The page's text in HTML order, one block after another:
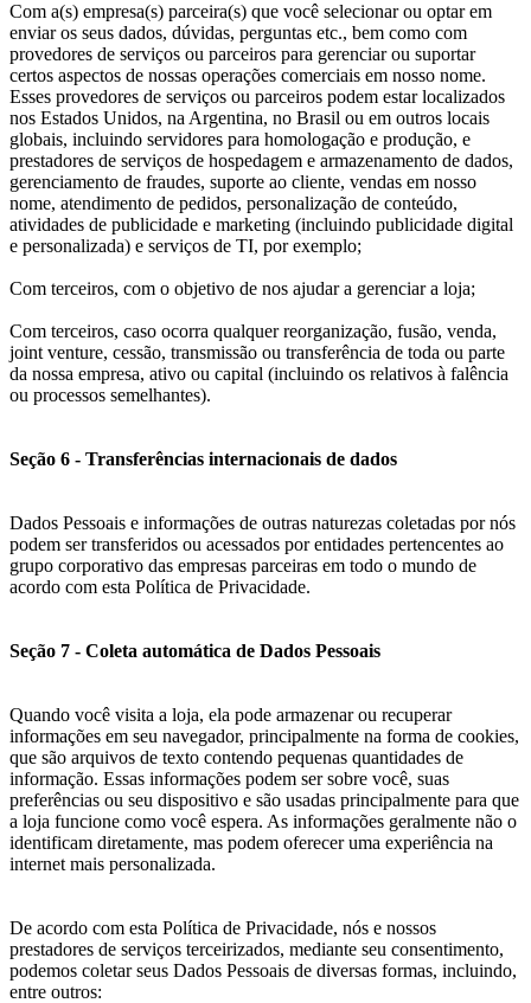
Com a(s) empresa(s) parceira(s) que você selecionar ou optar em
enviar os seus dados, dúvidas, perguntas etc., bem como com
provedores de serviços ou parceiros para gerenciar ou suportar
certos aspectos de nossas operações comerciais em nosso nome.
Esses provedores de serviços ou parceiros podem estar localizados
nos Estados Unidos, na Argentina, no Brasil ou em outros locais
globais, incluindo servidores para homologação e produção, e
prestadores de serviços de hospedagem e armazenamento de dados,
gerenciamento de fraudes, suporte ao cliente, vendas em nosso
nome, atendimento de pedidos, personalização de conteúdo,
atividades de publicidade e marketing (incluindo publicidade digital
e personalizada) e serviços de TI, por exemplo;
Com terceiros, com o objetivo de nos ajudar a gerenciar a loja;
Com terceiros, caso ocorra qualquer reorganização, fusão, venda,
joint venture, cessão, transmissão ou transferência de toda ou parte
da nossa empresa, ativo ou capital (incluindo os relativos à falência
ou processos semelhantes).
Seção 6 - Transferências internacionais de dados
Dados Pessoais e informações de outras naturezas coletadas por nós
podem ser transferidos ou acessados por entidades pertencentes ao
grupo corporativo das empresas parceiras em todo o mundo de
acordo com esta Política de Privacidade.
Seção 7 - Coleta automática de Dados Pessoais
Quando você visita a loja, ela pode armazenar ou recuperar
informações em seu navegador, principalmente na forma de cookies,
que são arquivos de texto contendo pequenas quantidades de
informação. Essas informações podem ser sobre você, suas
preferências ou seu dispositivo e são usadas principalmente para que
a loja funcione como você espera. As informações geralmente não o
identificam diretamente, mas podem oferecer uma experiência na
internet mais personalizada.
De acordo com esta Política de Privacidade, nós e nossos
prestadores de serviços terceirizados, mediante seu consentimento,
podemos coletar seus Dados Pessoais de diversas formas, incluindo,
entre outros: